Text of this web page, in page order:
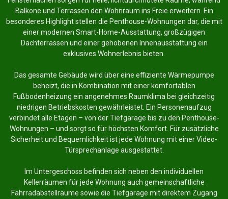
Balkone und Terrassen den Wohnraum ins Freie erweitern. Ein
besonderes Highlight stellen die Penthouse-Wohnungen dar, die mit
einer modernen Smart-Home-Ausstattung, großzügigen
Dachterrassen und einer gehobenen Innenausstattung ein
exklusives Wohnerlebnis bieten.
Das gesamte Gebäude wird über eine effiziente Wärmepumpe
beheizt, die in Kombination mit einer komfortablen
Fußbodenheizung ein angenehmes Raumklima bei gleichzeitig
niedrigen Betriebskosten gewährleistet. Ein Personenaufzug
verbindet alle Etagen – von der Tiefgarage bis zu den Penthouse-
Wohnungen – und sorgt so für höchsten Komfort. Für zusätzliche
Sicherheit und Bequemlichkeit ist jede Wohnung mit einer Video-
Türsprechanlage ausgestattet.
Im Untergeschoss befinden sich neben den individuellen
Kellerräumen für jede Wohnung auch gemeinschaftliche
Fahrradabstellräume sowie die Tiefgarage mit direktem Zugang